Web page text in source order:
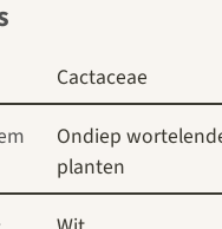
Cactaceae
Ondiep
planten